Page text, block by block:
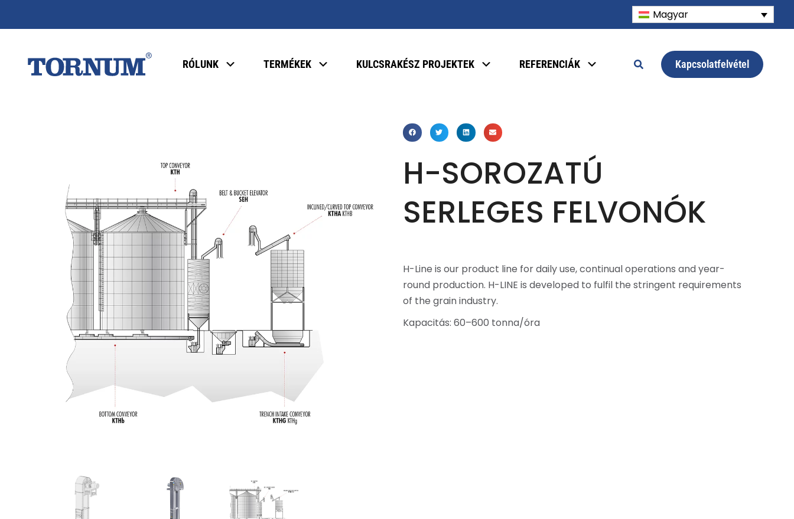
Magyar
RÓLUNK TERMÉKEK KULCSRAKÉSZ PROJEKTEK REFERENCIÁK Kapcsolatfelvétel
H-SOROZATÚ
SERLEGES FELVONÓK
H-Line is our product line for daily use, continual operations and year-
round production. H-LINE is developed to fulfil the stringent requirements
of the grain industry.
Kapacitás: 60–600 tonna/óra